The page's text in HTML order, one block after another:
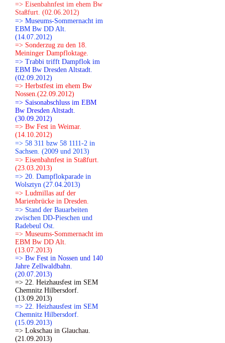
=> Eisenbahnfest im ehem Bw
Staßfurt. (02.06.2012)
=> Museums-Sommernacht im
EBM Bw DD Alt.
(14.07.2012)
=> Sonderzug zu den 18.
Meininger Dampfloktage.
=> Trabbi trifft Dampflok im
EBM Bw Dresden Altstadt.
(02.09.2012)
=> Herbstfest im ehem Bw
Nossen.(22.09.2012)
=> Saisonabschluss im EBM
Bw Dresden Altstadt.
(30.09.2012)
=> Bw Fest in Weimar.
(14.10.2012)
=> 58 311 bzw 58 1111-2 in
Sachsen. (2009 und 2013)
=> Eisenbahnfest in Staßfurt.
(23.03.2013)
=> 20. Dampflokparade in
Wolsztyn (27.04.2013)
=> Ludmillas auf der
Marienbrücke in Dresden.
=> Stand der Bauarbeiten
zwischen DD-Pieschen und
Radebeul Ost.
=> Museums-Sommernacht im
EBM Bw DD Alt.
(13.07.2013)
=> Bw Fest in Nossen und 140
Jahre Zellwaldbahn.
(20.07.2013)
=> 22. Heizhausfest im SEM
Chemnitz Hilbersdorf.
(13.09.2013)
=> 22. Heizhausfest im SEM
Chemnitz Hilbersdorf.
(15.09.2013)
=> Lokschau in Glauchau.
(21.09.2013)